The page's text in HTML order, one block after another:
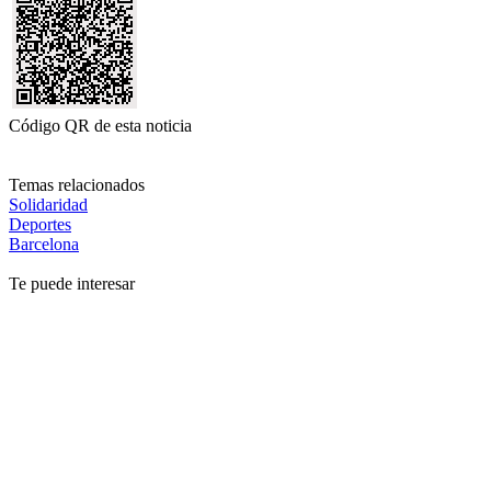
Código QR de esta noticia
Temas relacionados
Solidaridad
Deportes
Barcelona
Te puede interesar